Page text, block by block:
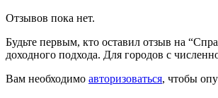
Отзывов пока нет.
Будьте первым, кто оставил отзыв на
доходного подхода. Для городов с
Вам необходимо авторизоваться, чтобы